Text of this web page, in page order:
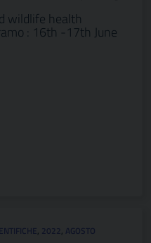
wildlife health
: 16th -17th June
, 2022, AGOSTO